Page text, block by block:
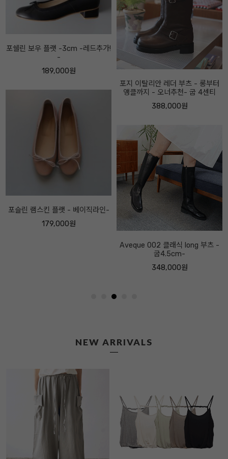
앵클까지 - 오너추천- 굽 4센티
388,000원
마니티 하이업 부츠 -속굽5cm, 2
센티 선택- 오너추천-
358,000원
NEW ARRIVALS